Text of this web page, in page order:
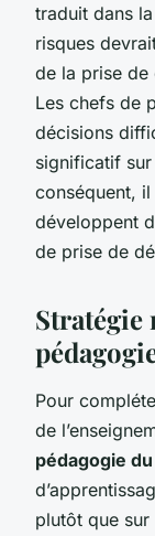
traduit dans
risques
de la prise de
Les chefs de
décisions
significatif
conséquent,
développent
de prise de
Stratégie
Pour
de
pédagogie
plutôt que